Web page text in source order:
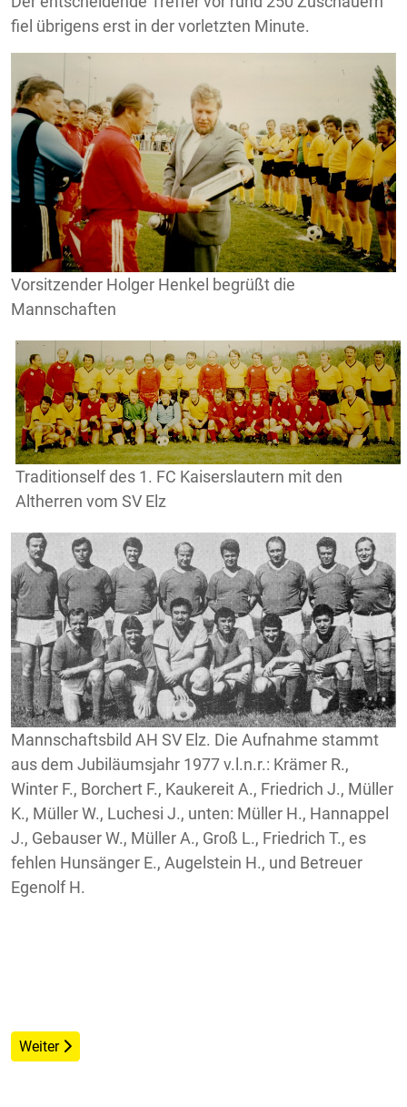
fiel übrigens erst in der vorletzten Minute.
Vorsitzender Holger Henkel begrüßt die
Mannschaften
Traditionself des 1. FC Kaiserslautern mit den
Altherren vom SV Elz
Mannschaftsbild AH SV Elz. Die Aufnahme stammt
aus dem Jubiläumsjahr 1977 v.l.n.r.: Krämer R.,
Winter F., Borchert F., Kaukereit A., Friedrich J., Müller
K., Müller W., Luchesi J., unten: Müller H., Hannappel
J., Gebauser W., Müller A., Groß L., Friedrich T., es
fehlen Hunsänger E., Augelstein H., und Betreuer
Egenolf H.
Nächster Beitrag: Mannschaft - Saison 1978/1979
Weiter